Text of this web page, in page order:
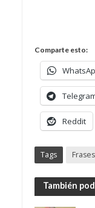
Comparte esto:
Reddit
Tags Frases
También